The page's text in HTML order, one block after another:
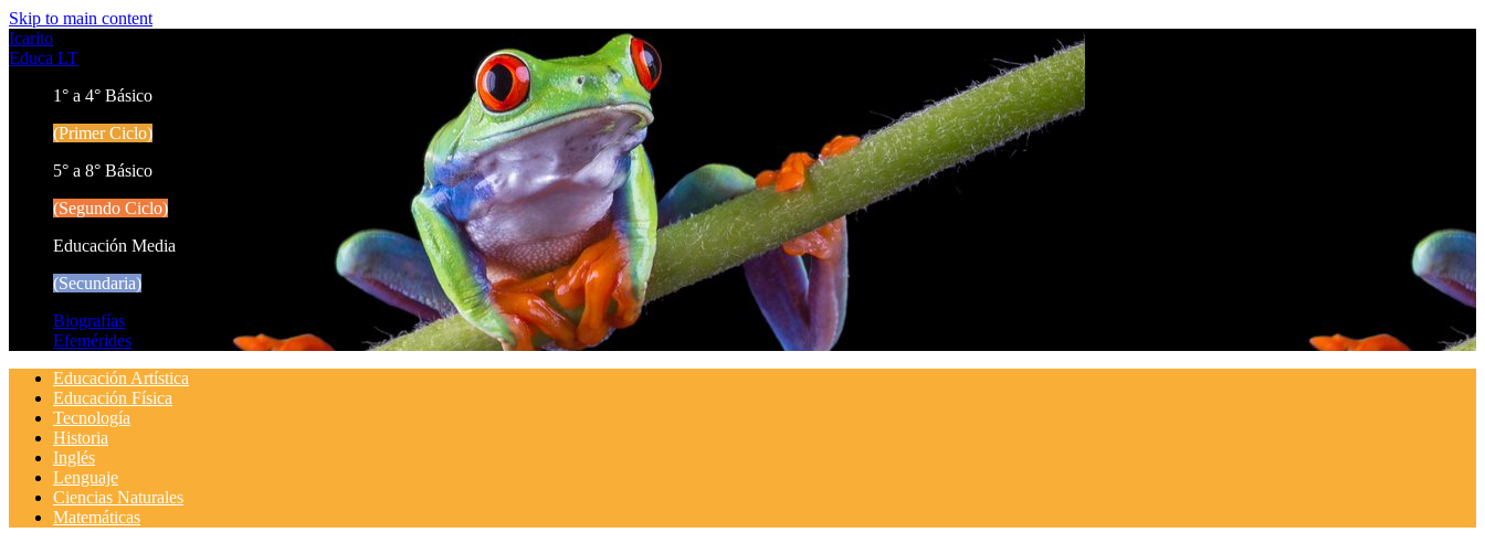
Skip to main content
Icarito
Educa LT
1° a 4° Básico
(Primer Ciclo)
5° a 8° Básico
(Segundo Ciclo)
Educación Media
(Secundaria)
Biografías
Efemérides
Educación Artística
Educación Física
Tecnología
Historia
Inglés
Lenguaje
Ciencias Naturales
Matemáticas